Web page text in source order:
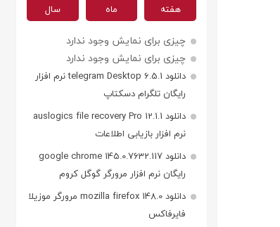
هفته ماه سال
چیزی برای نمایش وجود ندارد
چیزی برای نمایش وجود ندارد
دانلود telegram Desktop 6.5.1 نرم افزار
رایگان تلگرام دسکتاپ
دانلود auslogics file recovery Pro 12.1.1
نرم افزار بازیابی اطلاعات
دانلود google chrome 145.0.7632.117
رایگان نرم افزار مرورگر گوگل کروم
دانلود mozilla firefox 148.0 مرورگر موزیلا
فایرفاکس